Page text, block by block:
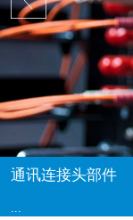
通讯连接头部件
...